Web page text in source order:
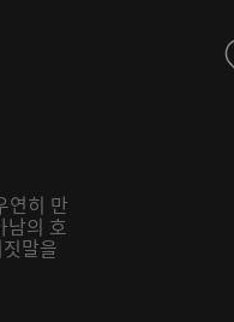
연히 만
남의 호
말을